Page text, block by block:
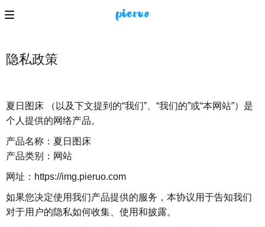
隐私政策
夏日图床 （以及下文提到的“我们”、“我们的”或“本网站”）是
个人提供的网络产品。
产品名称：夏日图床
产品类别：网站
网址：https://img.pieruo.com
如果您决定使用我们产品提供的服务，本协议用于告知我们
对于用户的隐私如何收集、使用和披露。